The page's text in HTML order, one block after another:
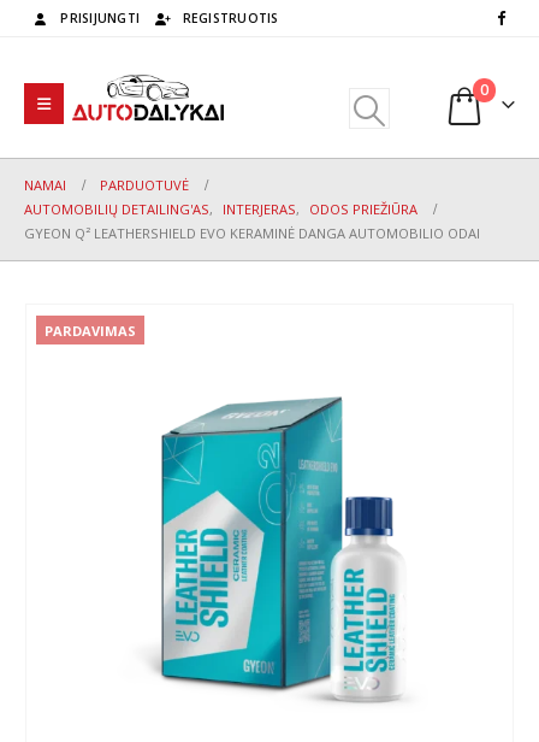
PRISIJUNGTI REGISTRUOTIS
0
NAMAI
PARDUOTUVĖ
AUTOMOBILIŲ DETAILING'AS, INTERJERAS,
ODOS PRIEŽIŪRA
GYEON Q² LEATHERSHIELD EVO KERAMINĖ DANGA AUTOMOBILIO ODAI
PARDAVIMAS